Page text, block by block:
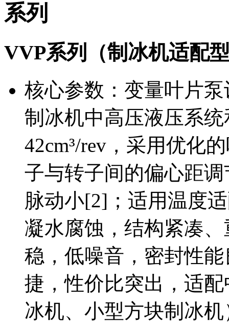
系列
VVP系列（制冰机适配
核心参数：变量叶片
制冰机中高压液压系
42cm³/rev，采用优化
子与转子间的偏心距
脉动小[2]；适用温度
凝水腐蚀，结构紧凑
稳，低噪音，密封性
捷，性价比突出，适
冰机、小型方块制冰